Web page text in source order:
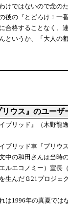
けではないので念の
後の『とどろけ！一
合格することなく、
というか、「大人の
リウス』のユー
イブリッド』（木野龍
イブリッド車『プリ
中の和田さんは当時
ルエコノミー）室長
生んだＧ21プロジェ
れは1996年の真夏で